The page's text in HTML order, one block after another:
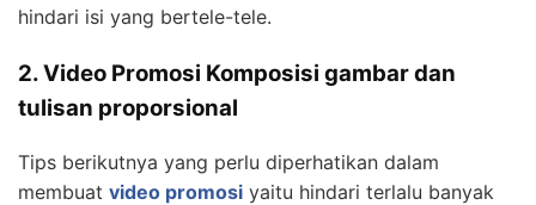
hindari isi yang bertele-tele.
2. Video Promosi Komposisi gambar dan
tulisan proporsional
Tips berikutnya yang perlu diperhatikan dalam
membuat video promosi yaitu hindari terlalu banyak